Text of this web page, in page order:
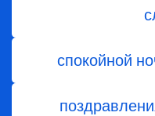
спокойной